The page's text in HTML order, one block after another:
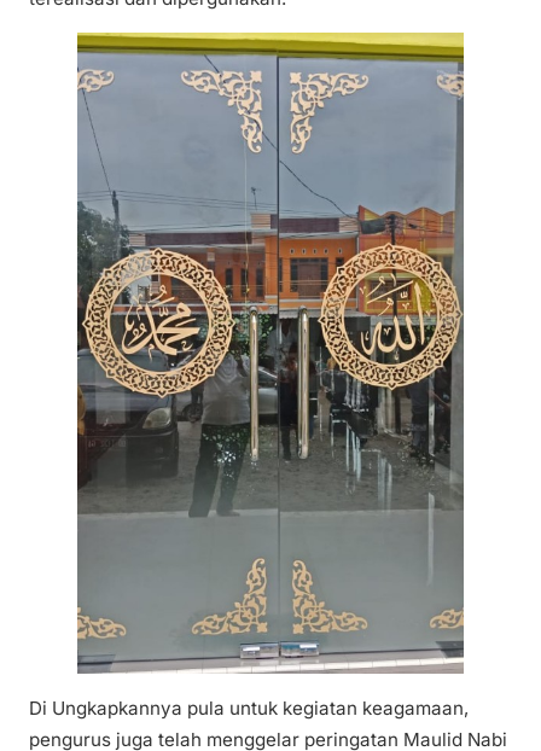
Di Ungkapkannya pula untuk kegiatan keagamaan,
pengurus juga telah menggelar peringatan Maulid Nabi